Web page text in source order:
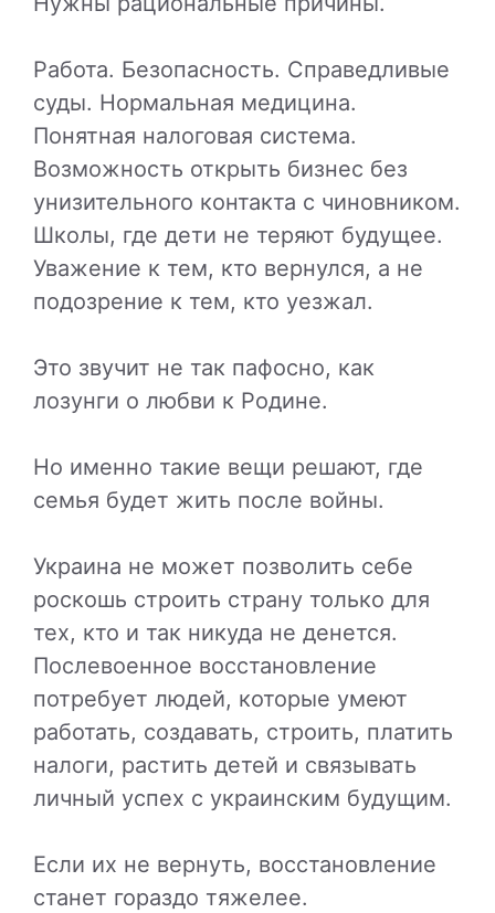
Работа. Безопасность. Справедливые
суды. Нормальная медицина.
Понятная налоговая система.
Возможность открыть бизнес без
унизительного контакта с чиновником.
Школы, где дети не теряют будущее.
Уважение к тем, кто вернулся, а не
подозрение к тем, кто уезжал.
Это звучит не так пафосно, как
лозунги о любви к Родине.
Но именно такие вещи решают, где
семья будет жить после войны.
Украина не может позволить себе
роскошь строить страну только для
тех, кто и так никуда не денется.
Послевоенное восстановление
потребует людей, которые умеют
работать, создавать, строить, платить
налоги, растить детей и связывать
личный успех с украинским будущим.
Если их не вернуть, восстановление
станет гораздо тяжелее.